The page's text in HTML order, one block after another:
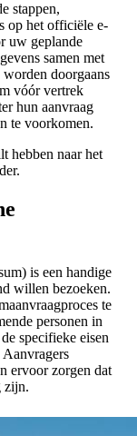
stappen,
op het officiële e-
uw geplande
samen met
doorgaans
vóór vertrek
hun aanvraag
te voorkomen.
hebben naar het
is een handige
willen bezoeken.
te
personen in
specifieke eisen
ervoor zorgen dat
zijn.